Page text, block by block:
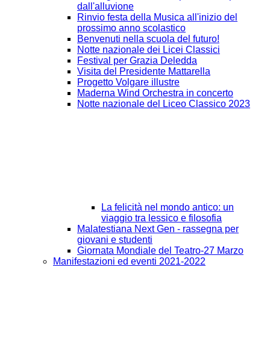
dall'alluvione
Rinvio festa della Musica all'inizio del
prossimo anno scolastico
Benvenuti nella scuola del futuro!
Notte nazionale dei Licei Classici
Festival per Grazia Deledda
Visita del Presidente Mattarella
Progetto Volgare illustre
Maderna Wind Orchestra in concerto
Notte nazionale del Liceo Classico 2023
La felicità nel mondo antico: un
viaggio tra lessico e filosofia
Malatestiana Next Gen - rassegna per
giovani e studenti
Giornata Mondiale del Teatro-27 Marzo
Manifestazioni ed eventi 2021-2022